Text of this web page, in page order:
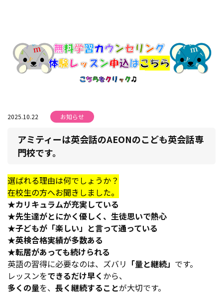
2025.10.22 お知らせ
アミティーは英会話のAEONのこども英会話専
門校です。
選ばれる理由は何でしょうか？
在校生の方へお聞きしました。
★カリキュラムが充実している
★先生達がとにかく優しく、生徒思いで熱心
★子どもが「楽しい」と言って通っている
★英検合格実績が多数ある
★転居があっても続けられる
英語の習得に必要なのは、ズバリ 「量と継続」 です。
レッスンをできるだけ早く から、
多くの量を、 長く継続することが大切です。